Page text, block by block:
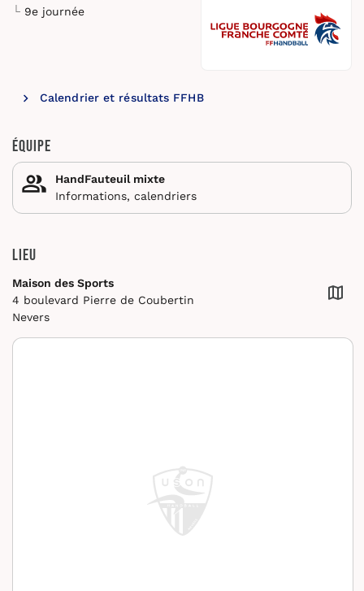
9e journée
Calendrier et résultats FFHB
Équipe
HandFauteuil mixte
Informations, calendriers
Lieu
Maison des Sports
4 boulevard Pierre de Coubertin
Nevers